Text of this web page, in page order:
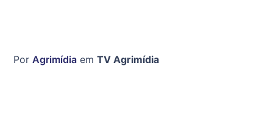
Por Agrimídia em TV Agrimídia